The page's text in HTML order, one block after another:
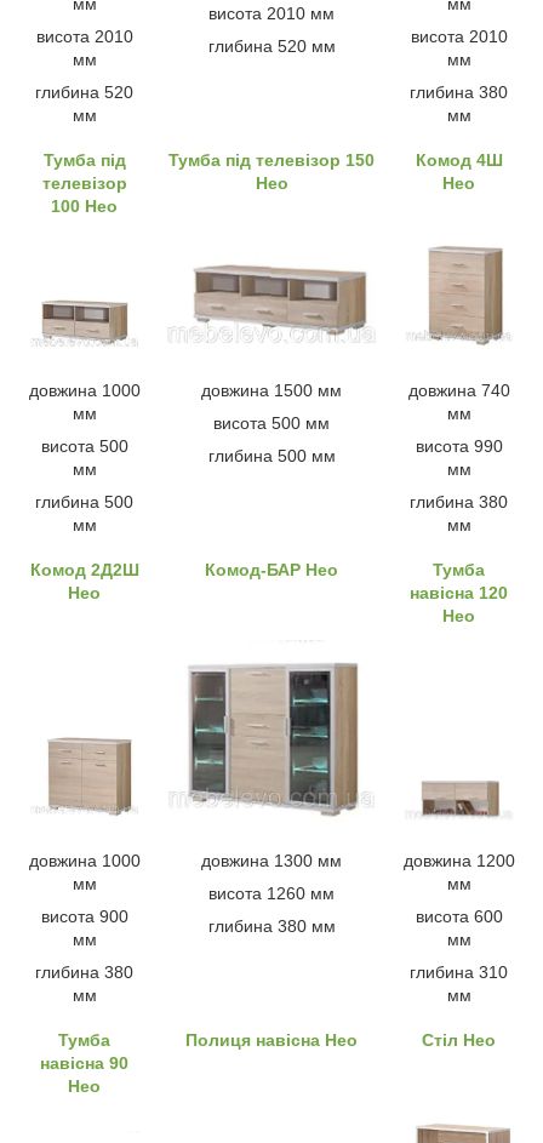
мм
висота 2010
мм
глибина 520
мм
висота 2010 мм
глибина 520 мм
мм
висота 2010
мм
глибина 380
мм
Тумба під
телевізор
100 Нео
Тумба під телевізор 150
Нео
Комод 4Ш
Нео
довжина 1000
мм
висота 500
мм
глибина 500
мм
довжина 1500 мм
висота 500 мм
глибина 500 мм
довжина 740
мм
висота 990
мм
глибина 380
мм
Комод 2Д2Ш
Нео
Комод-БАР Нео
Тумба
навісна 120
Нео
довжина 1000
мм
висота 900
мм
глибина 380
мм
довжина 1300 мм
висота 1260 мм
глибина 380 мм
довжина 1200
мм
висота 600
мм
глибина 310
мм
Тумба
навісна 90
Нео
Полиця навісна Нео Стіл Нео